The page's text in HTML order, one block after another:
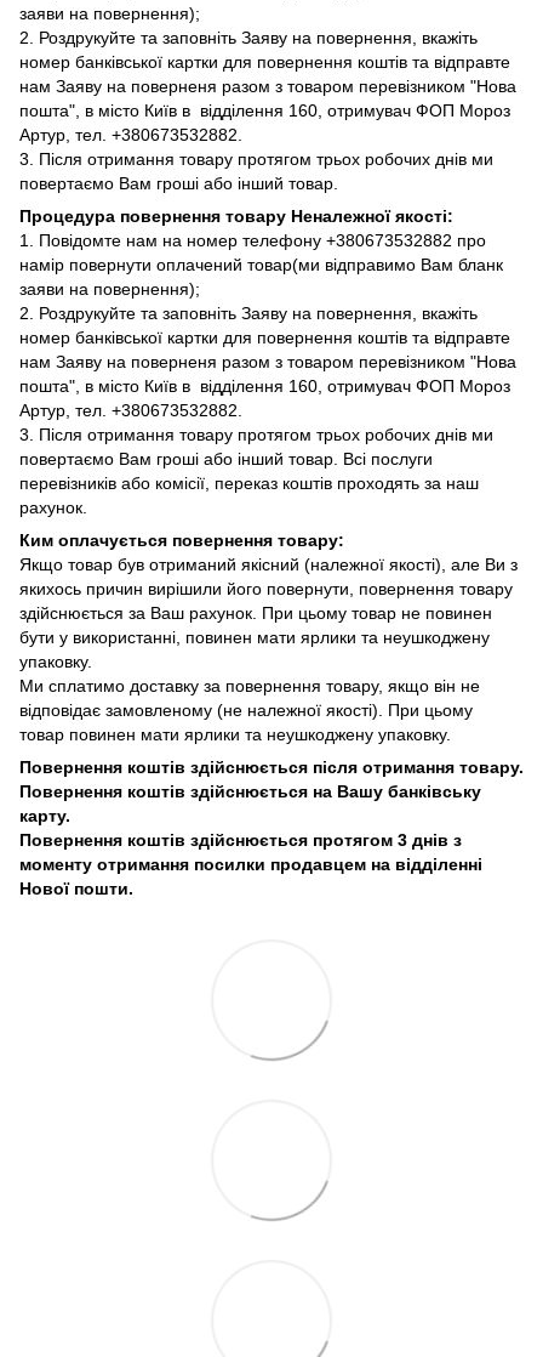
заяви на повернення);
2. Роздрукуйте та заповніть Заяву на повернення, вкажіть
номер банківської картки для повернення коштів та відправте
нам Заяву на поверненя разом з товаром перевізником "Нова
пошта", в місто Київ в відділення 160, отримувач ФОП Мороз
Артур, тел. +380673532882.
3. Після отримання товару протягом трьох робочих днів ми
повертаємо Вам гроші або інший товар.
Процедура повернення товару Неналежної якості:
1. Повідомте нам на номер телефону +380673532882 про
намір повернути оплачений товар(ми відправимо Вам бланк
заяви на повернення);
2. Роздрукуйте та заповніть Заяву на повернення, вкажіть
номер банківської картки для повернення коштів та відправте
нам Заяву на поверненя разом з товаром перевізником "Нова
пошта", в місто Київ в відділення 160, отримувач ФОП Мороз
Артур, тел. +380673532882.
3. Після отримання товару протягом трьох робочих днів ми
повертаємо Вам гроші або інший товар. Всі послуги
перевізників або комісії, переказ коштів проходять за наш
рахунок.
Ким оплачується повернення товару:
Якщо товар був отриманий якісний (належної якості), але Ви з
якихось причин вирішили його повернути, повернення товару
здійснюється за Ваш рахунок. При цьому товар не повинен
бути у використанні, повинен мати ярлики та неушкоджену
упаковку.
Ми сплатимо доставку за повернення товару, якщо він не
відповідає замовленому (не належної якості). При цьому
товар повинен мати ярлики та неушкоджену упаковку.
Повернення коштів здійснюється після отримання товару.
Повернення коштів здійснюється на Вашу банківську
карту.
Повернення коштів здійснюється протягом 3 днів з
моменту отримання посилки продавцем на відділенні
Нової пошти.